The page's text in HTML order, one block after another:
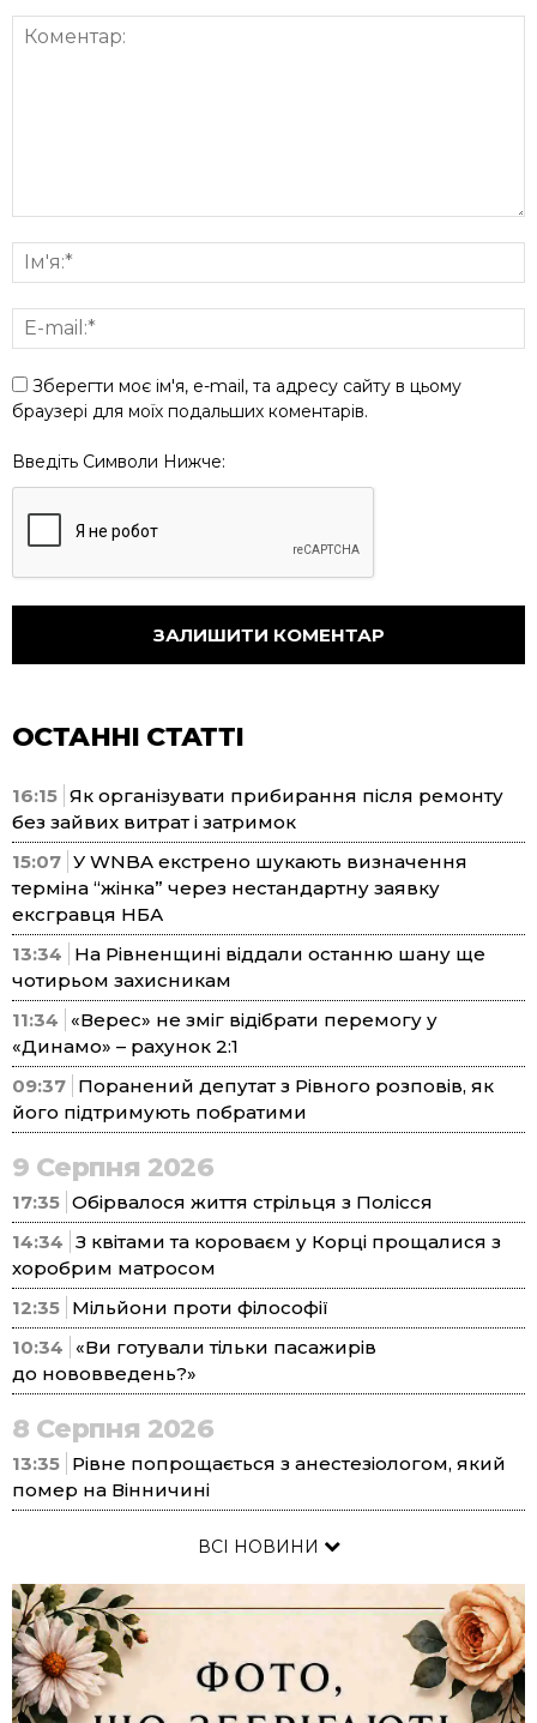
Зберегти моє ім'я, e-mail, та адресу сайту в цьому
браузері для моїх подальших коментарів.
Введіть Символи Нижче:
ОСТАННІ СТАТТІ
16:15 Як організувати прибирання після ремонту
без зайвих витрат і затримок
15:07 У WNBA екстрено шукають визначення
терміна “жінка” через нестандартну заявку
ексгравця НБА
13:34
На Рівненщині віддали останню шану ще
чотирьом захисникам
11:34
«Верес» не зміг відібрати перемогу у
«Динамо» – рахунок 2:1
09:37 Поранений депутат з Рівного розповів, як
його підтримують побратими
9 Серпня 2026
17:35 Обірвалося життя стрільця з Полісся
14:34 З квітами та короваєм у Корці прощалися з
хоробрим матросом
12:35 Мільйони проти філософії
10:34
«Ви готували тільки пасажирів
до нововведень?»
8 Серпня 2026
13:35 Рівне попрощається з анестезіологом, який
помер на Вінничині
ВСІ НОВИНИ